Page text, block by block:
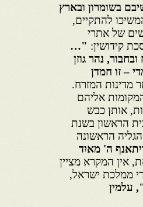
בשומרון ובארץ
להתקיים,
של אתרי
קידושין: "…
נהר גוזן
– זו חמדן
מדינות המזרח.
אליהם
ערי יהודה המבוצרות, אותן כבש
הבית הראשון בשנת
הראשונה
ה' מאיִד
אין המקרא מציין
ממלכת ישראל,
עלמין